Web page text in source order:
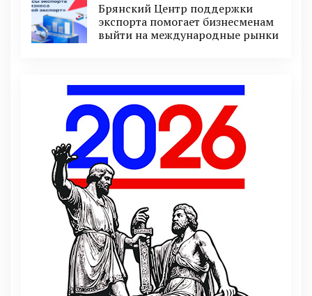
Брянский Центр поддержки
экспорта помогает бизнесменам
выйти на международные рынки